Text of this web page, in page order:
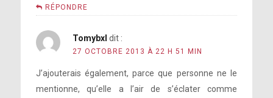
RÉPONDRE
Tomybxl dit :
27 OCTOBRE 2013 À 22 H 51 MIN
J’ajouterais également, parce que personne ne le
mentionne, qu’elle a l’air de s’éclater comme